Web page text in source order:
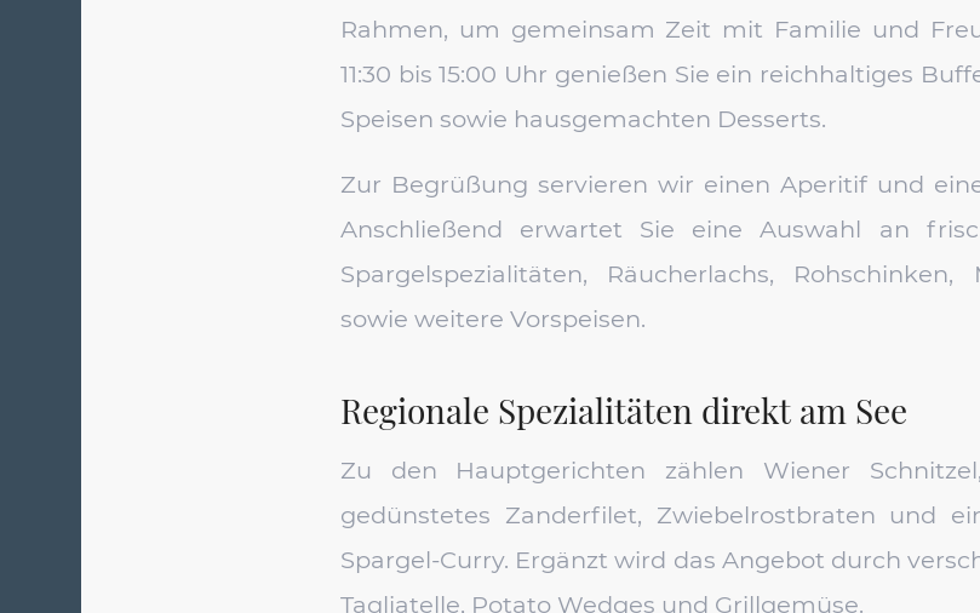
Rahmen, um gemeinsam Zeit mit Familie und
11:30 bis 15:00 Uhr genießen Sie ein reichhaltiges
Speisen sowie hausgemachten Desserts.
Zur Begrüßung servieren wir einen Aperitif und
Anschließend erwartet Sie eine Auswahl an
Spargelspezialitäten, Räucherlachs,
sowie weitere Vorspeisen.
Regionale Spezialitäten direkt am See
Zu den Hauptgerichten zählen Wiener
gedünstetes Zanderfilet, Zwiebelrostbraten und
Spargel-Curry. Ergänzt wird das Angebot durch
Tagliatelle, Potato Wedges und Grillgemüse.